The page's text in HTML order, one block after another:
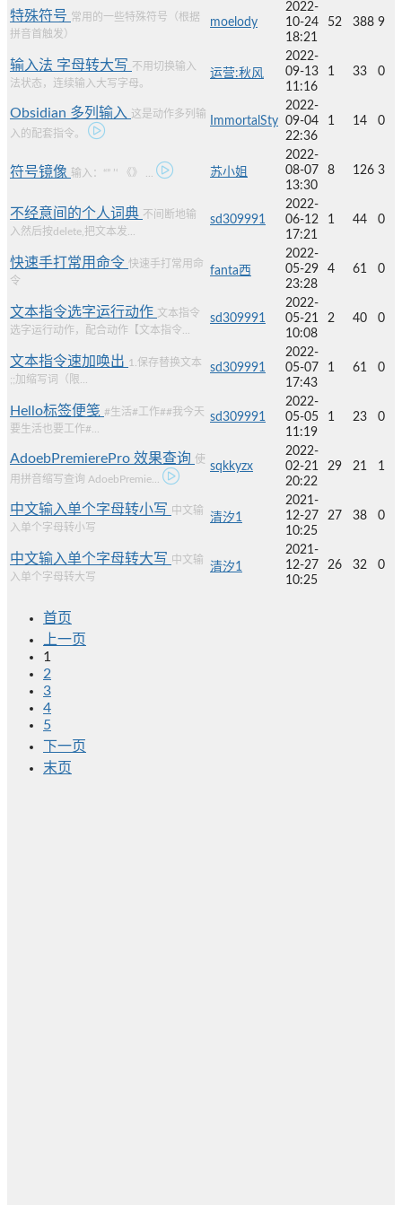
特殊符号 常用的一些特殊符号（根据
拼音首触发）
moelody
2022-
10-24
18:21
52 388 9
输入法 字母转大写 不用切换输入
法状态，连续输入大写字母。
运营:秋风
2022-
09-13
11:16
1 33 0
Obsidian 多列输入 这是动作多列输
入的配套指令。
ImmortalSty
2022-
09-04
22:36
1 14 0
符号镜像 输入：“” ’‘ 《》 ... 苏小姐
2022-
08-07
13:30
8 126 3
不经意间的个人词典 不间断地输
入然后按delete,把文本发...
sd309991
2022-
06-12
17:21
1 44 0
快速手打常用命令 快速手打常用命
令
fanta西
2022-
05-29
23:28
4 61 0
文本指令选字运行动作 文本指令
选字运行动作，配合动作【文本指令...
sd309991
2022-
05-21
10:08
2 40 0
文本指令速加唤出 1.保存替换文本
;;加缩写词（限...
sd309991
2022-
05-07
17:43
1 61 0
Hello标签便笺 #生活#工作##我今天
要生活也要工作#...
sd309991
2022-
05-05
11:19
1 23 0
AdoebPremierePro 效果查询 使
用拼音缩写查询 AdoebPremie...
sqkkyzx
2022-
02-21
20:22
29 21 1
中文输入单个字母转小写 中文输
入单个字母转小写
清汐1
2021-
12-27
10:25
27 38 0
中文输入单个字母转大写 中文输
入单个字母转大写
清汐1
2021-
12-27
10:25
26 32 0
首页
上一页
1
2
3
4
5
下一页
末页